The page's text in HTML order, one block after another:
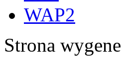
WAP2
Strona